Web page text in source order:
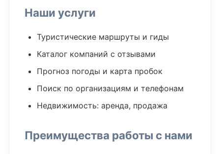
Наши услуги
Туристические маршруты и гиды
Каталог компаний с отзывами
Прогноз погоды и карта пробок
Поиск по организациям и телефонам
Недвижимость: аренда, продажа
Преимущества работы с нами